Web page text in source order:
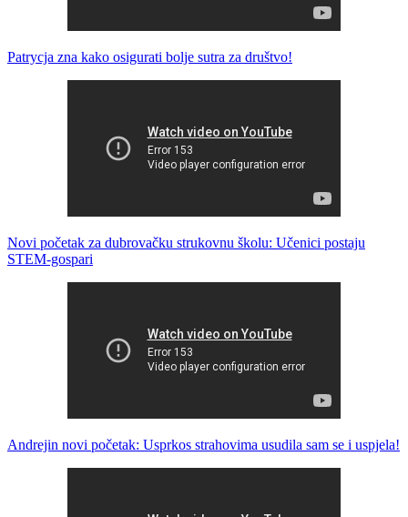
Patrycja zna kako osigurati bolje sutra za društvo!
Novi početak za dubrovačku strukovnu školu: Učenici postaju
STEM-gospari
Andrejin novi početak: Usprkos strahovima usudila sam se i uspjela!